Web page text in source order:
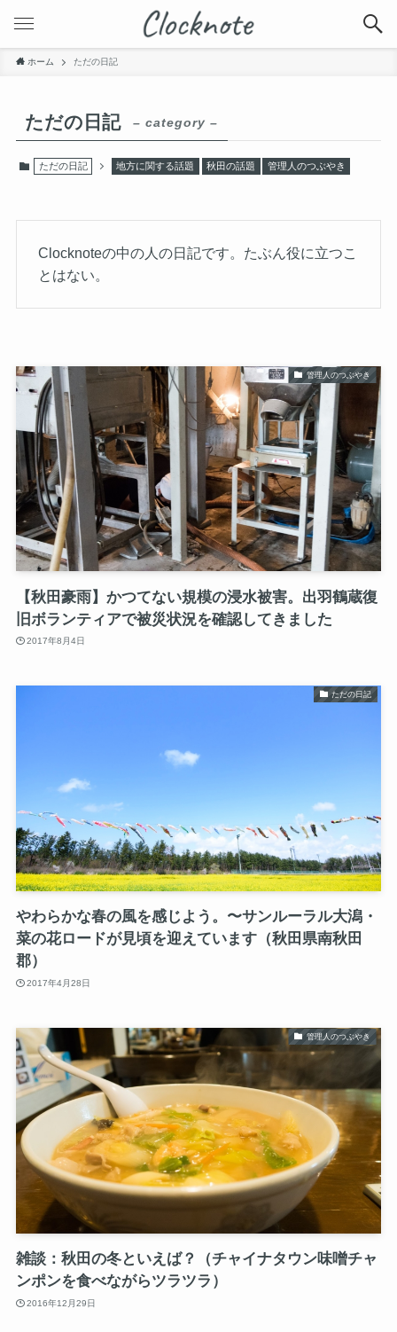
ホーム ただの日記
ただの日記 – category –
ただの日記 地方に関する話題 秋田の話題 管理人のつぶやき
Clocknoteの中の人の日記です。たぶん役に立つこ
とはない。
管理人のつぶやき
【秋田豪雨】かつてない規模の浸水被害。出羽鶴蔵復
旧ボランティアで被災状況を確認してきました
2017年8月4日
ただの日記
やわらかな春の風を感じよう。〜サンルーラル大潟・
菜の花ロードが見頃を迎えています（秋田県南秋田
郡）
2017年4月28日
管理人のつぶやき
雑談：秋田の冬といえば？（チャイナタウン味噌チャ
ンポンを食べながらツラツラ）
2016年12月29日